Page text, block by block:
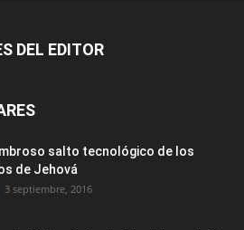
DEL EDITOR
salto tecnológico de los
de Jehová
3 septiembre, 2016